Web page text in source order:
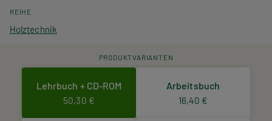
REIHE
Holztechnik
PRODUKTVARIANTEN
Lehrbuch + CD-ROM
50,30 €
Arbeitsbuch
16,40 €